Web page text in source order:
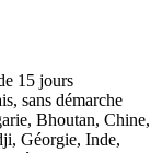
15 jours
sans démarche
Bhoutan, Chine,
Géorgie, Inde,